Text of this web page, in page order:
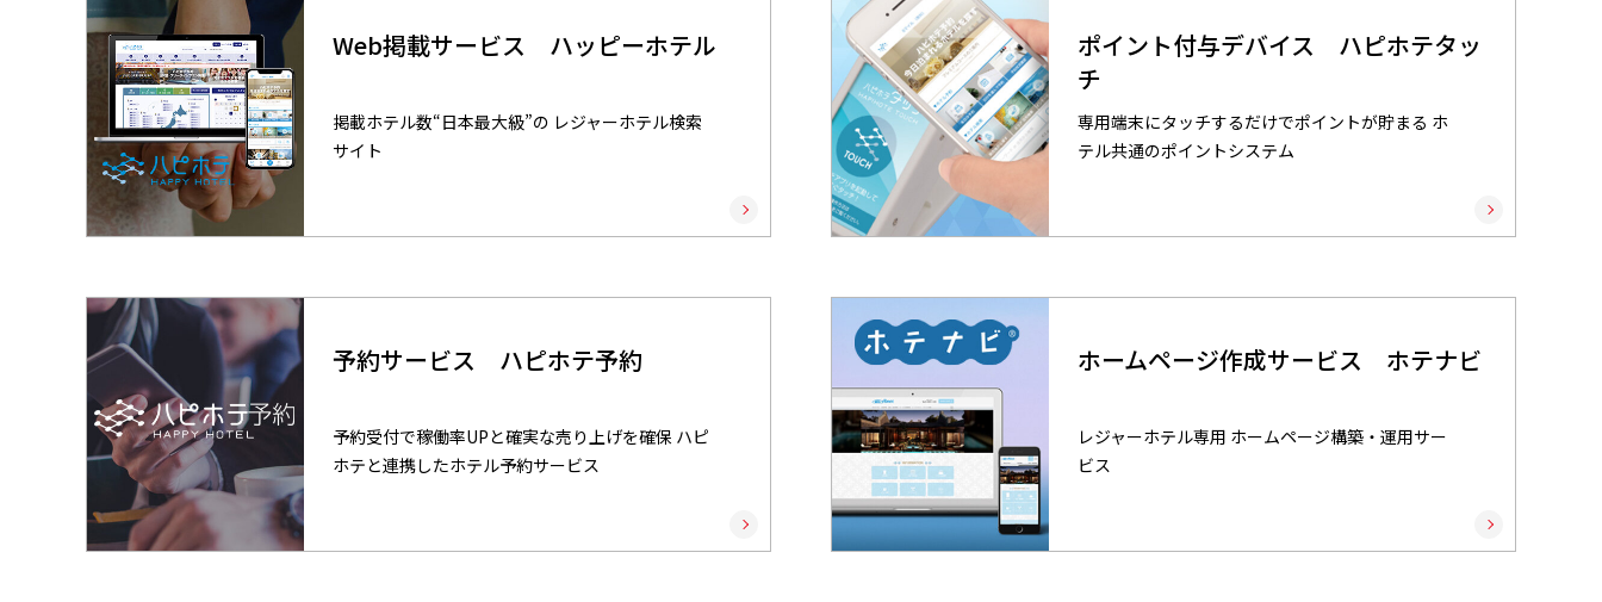
Web掲載サービス ハッピーホテル
掲載ホテル数“日本最大級”の レジャーホテル検索
サイト
ポイント付与デバイス ハピホテタッ
チ
専用端末にタッチするだけでポイントが貯まる ホ
テル共通のポイントシステム
予約サービス ハピホテ予約
予約受付で稼働率UPと確実な売り上げを確保 ハピ
ホテと連携したホテル予約サービス
ホームページ作成サービス ホテナビ
レジャーホテル専用 ホームページ構築・運用サー
ビス